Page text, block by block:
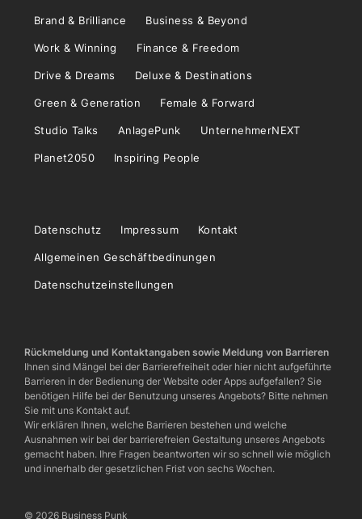
Brand & Brilliance Business & Beyond
Work & Winning Finance & Freedom
Drive & Dreams Deluxe & Destinations
Green & Generation Female & Forward
Studio Talks AnlagePunk UnternehmerNEXT
Planet2050 Inspiring People
Datenschutz Impressum Kontakt
Allgemeinen Geschäftbedinungen
Datenschutzeinstellungen
Rückmeldung und Kontaktangaben sowie Meldung von Barrieren
Ihnen sind Mängel bei der Barrierefreiheit oder hier nicht aufgeführte
Barrieren in der Bedienung der Website oder Apps aufgefallen? Sie
benötigen Hilfe bei der Benutzung unseres Angebots? Bitte nehmen
Sie mit uns Kontakt auf.
Wir erklären Ihnen, welche Barrieren bestehen und welche
Ausnahmen wir bei der barrierefreien Gestaltung unseres Angebots
gemacht haben. Ihre Fragen beantworten wir so schnell wie möglich
und innerhalb der gesetzlichen Frist von sechs Wochen.
© 2026 Business Punk